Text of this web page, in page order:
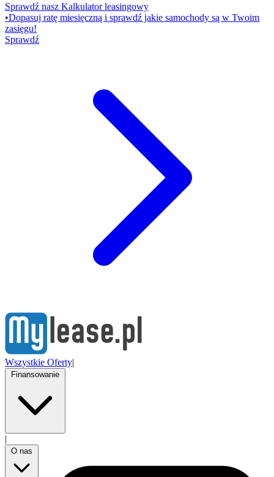
Sprawdź nasz Kalkulator leasingowy
•Dopasuj ratę miesięczną i sprawdź jakie samochody są w Twoim
zasięgu!
Sprawdź
Wszystkie Oferty|
|